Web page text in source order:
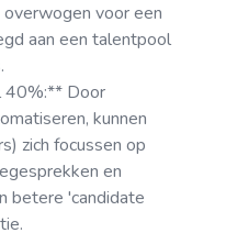
voor een
aan een talentpool
40%:** Door
kunnen
zich focussen op
en
betere 'candidate